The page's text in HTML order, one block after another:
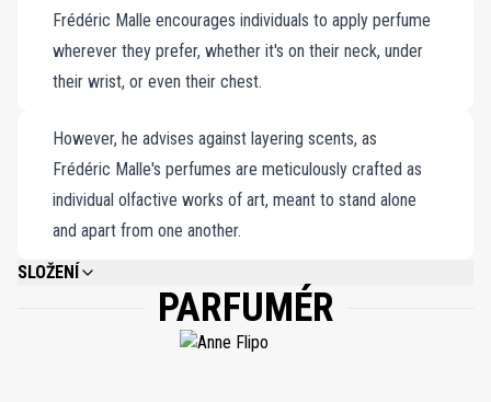
Frédéric Malle encourages individuals to apply perfume
wherever they prefer, whether it's on their neck, under
their wrist, or even their chest.
However, he advises against layering scents, as
Frédéric Malle's perfumes are meticulously crafted as
individual olfactive works of art, meant to stand alone
and apart from one another.
SLOŽENÍ
ALCOHOL DENAT, FRAGRANCE (PARFUM), WATER\AQUA\EAU,
CITRONELLOL, HYDROXYCITRONELLAL, GERANIOL, EUGENOL, BENZYL
BENZOATE, LINALOOL, EVERNIA PRUNASTRI (OAKMOSS) EXTRACT,
PARFUMÉR